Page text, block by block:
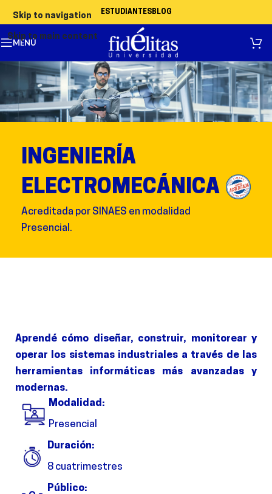
Skip to navigation
Skip to main content
ESTUDIANTESBLOG
MENÚ
INGENIERÍA
ELECTROMECÁNICA
Acreditada por SINAES en modalidad
Presencial.
Aprendé cómo diseñar, construir, monitorear y
operar los sistemas industriales a través de las
herramientas informáticas más avanzadas y
modernas.
Modalidad:
Presencial
Duración:
8 cuatrimestres
Público: